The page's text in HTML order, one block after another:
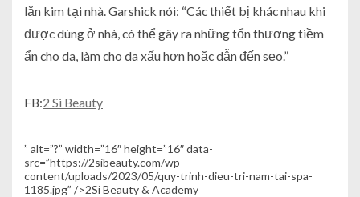
lăn kim tại nhà. Garshick nói: “Các thiết bị khác nhau khi
được dùng ở nhà, có thể gây ra những tổn thương tiềm
ẩn cho da, làm cho da xấu hơn hoặc dẫn đến sẹo.”
FB:2 Si Beauty
” alt=”?” width=”16″ height=”16″ data-
src=”https://2sibeauty.com/wp-
content/uploads/2023/05/quy-trinh-dieu-tri-nam-tai-spa-
1185.jpg” />2Si Beauty & Academy